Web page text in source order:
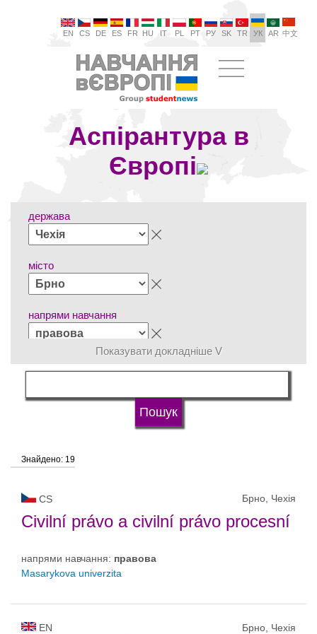
EN CS DE ES FR HU IT PL PT РУ SK TR УК AR 中文
Аспірантура в
Європі
держава
місто
напрями навчання
мова навчання
Статус університету
Показувати докладніше V
Знайдено: 19
CS Брно, Чехія
Civilní právo a civilní právo procesní
напрями навчання: правовa
Masarykova univerzita
EN Брно, Чехія